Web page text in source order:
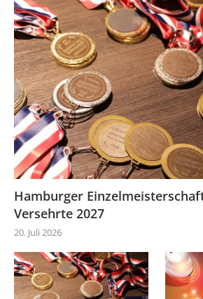
Hamburger
Versehrte 2027
20. Juli 2026